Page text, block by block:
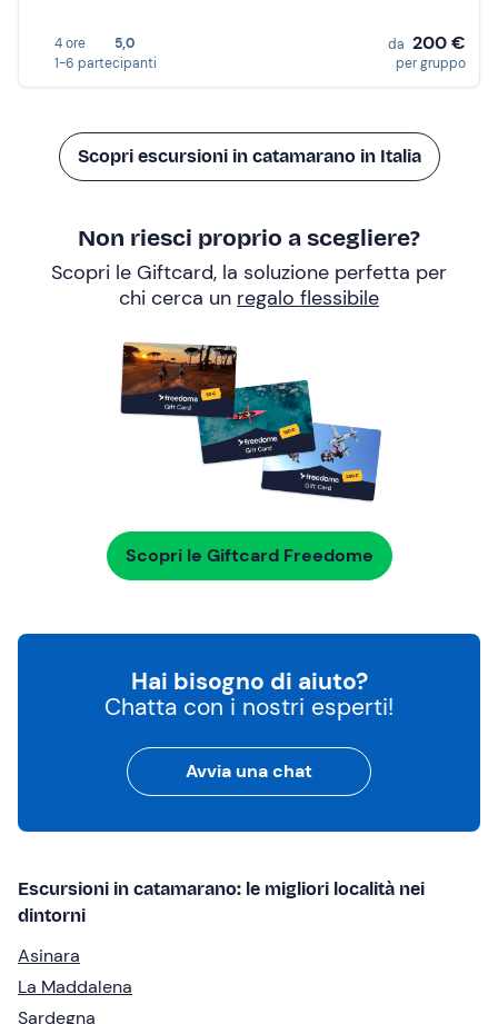
4 ore
5,0
1-6 partecipanti
da 200 €
per gruppo
Scopri escursioni in catamarano in Italia
Non riesci proprio a scegliere?
Scopri le Giftcard, la soluzione perfetta per
chi cerca un regalo flessibile
Scopri le Giftcard Freedome
Hai bisogno di aiuto?
Chatta con i nostri esperti!
Avvia una chat
Escursioni in catamarano: le migliori località nei
dintorni
Asinara
La Maddalena
Sardegna